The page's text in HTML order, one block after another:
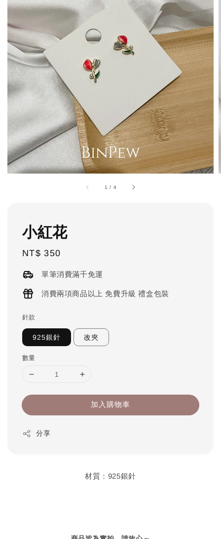
1 / 4
小紅花
Regular
NT$ 350
單筆消費滿千免運
消費兩項商品以上 免費升級 禮盒包裝
針款
925銀針 改夾
數量
加入購物車
分享
材質：925銀針